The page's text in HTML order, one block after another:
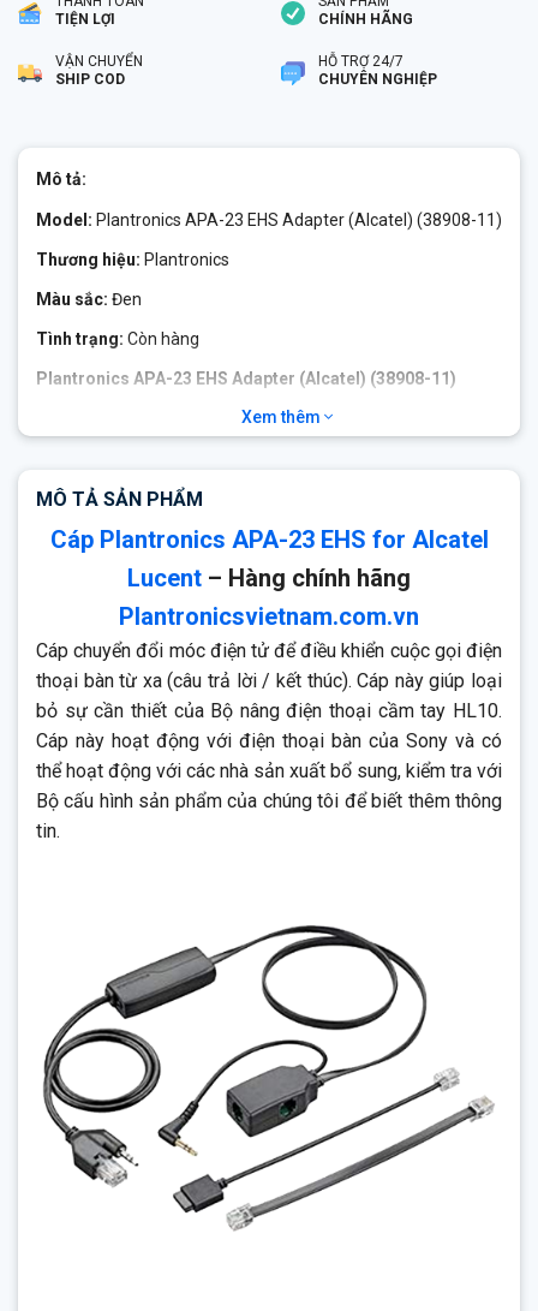
TIỆN LỢI
CHÍNH HÃNG
VẬN CHUYỂN
SHIP COD
HỖ TRỢ 24/7
CHUYÊN NGHIỆP
Mô tả:
Model: Plantronics APA-23 EHS Adapter (Alcatel) (38908-11)
Thương hiệu: Plantronics
Màu sắc: Đen
Tình trạng: Còn hàng
Plantronics APA-23 EHS Adapter (Alcatel) (38908-11)
Cáp chuyển đổi móc điện tử để điều khiển cuộc gọi điện thoại
bàn từ xa (câu trả lời / kết thúc). Cáp này giúp loại bỏ sự cần
với điện thoại bàn của Sony và có thể hoạt động với các nhà
chúng tôi để biết thêm thông tin.
Xem thêm
MÔ TẢ SẢN PHẨM
Cáp Plantronics APA-23 EHS for Alcatel
Lucent – Hàng chính hãng
Plantronicsvietnam.com.vn
Cáp chuyển đổi móc điện tử để điều khiển cuộc gọi điện
thoại bàn từ xa (câu trả lời / kết thúc). Cáp này giúp loại
bỏ sự cần thiết của Bộ nâng điện thoại cầm tay HL10.
Cáp này hoạt động với điện thoại bàn của Sony và có
thể hoạt động với các nhà sản xuất bổ sung, kiểm tra với
Bộ cấu hình sản phẩm của chúng tôi để biết thêm thông
tin.